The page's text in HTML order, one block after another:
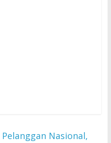
Nasional,